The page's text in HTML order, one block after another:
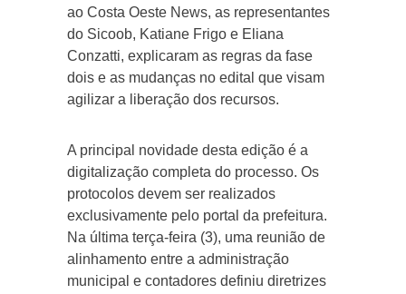
ao Costa Oeste News, as representantes
do Sicoob, Katiane Frigo e Eliana
Conzatti, explicaram as regras da fase
dois e as mudanças no edital que visam
agilizar a liberação dos recursos.
A principal novidade desta edição é a
digitalização completa do processo. Os
protocolos devem ser realizados
exclusivamente pelo portal da prefeitura.
Na última terça-feira (3), uma reunião de
alinhamento entre a administração
municipal e contadores definiu diretrizes